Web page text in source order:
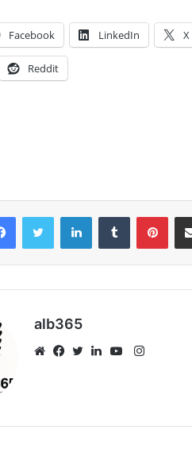
Facebook LinkedIn X
Reddit
FacebookTwitter LinkedInTumblr
alb365
Instagram